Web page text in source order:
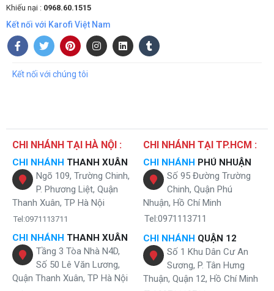
Karofi HCV200RO sở hữu công tắc bật theo từng chế độ nước
Cây nước nóng lạnh Karofi HCV200RO đã trang bị công tắc chiều
nóng và lạnh riêng biệt với màu sắc tương ứng, màu xanh dành cho
chiều lạnh và màu đỏ dành cho chiều nóng, giúp bạn dễ dàng nhận
biết và sử dụng theo nhu cầu của mình, giảm thiểu tối đa điện năng
tiêu thụ.
Vỏ máy sử dụng chất liệu siêu bền
Chất liệu sử dụng làm vỏ máy lọc nước ro nóng lạnh Karofi
HCV200RO từ nhựa ABS siêu bền và rất thân thiện với môi trường có
khả năng chịu được rất nhiều áp lực như va đập, nhiệt độ cao bảo vệ
Khiếu nại : 0968.60.1515
Kết nối với Karofi Việt Nam
Kết nối với chúng tôi
CHI NHÁNH TẠI HÀ NỘI :
CHI NHÁNH THANH XUÂN
Ngõ 109, Trường Chinh,
P. Phương Liệt, Quận
Thanh Xuân, TP Hà Nội
Tel:0971113711
CHI NHÁNH THANH XUÂN
Tầng 3 Tòa Nhà N4D,
Số 50 Lê Văn Lương,
Quận Thanh Xuân, TP Hà Nội
CHI NHÁNH TẠI TP.HCM :
CHI NHÁNH PHÚ NHUẬN
Số 95 Đường Trường
Chinh, Quận Phú
Nhuận, Hồ Chí Minh
Tel:0971113711
CHI NHÁNH QUẬN 12
Số 1 Khu Dân Cư An
Sương, P. Tân Hưng
Thuận, Quận 12, Hồ Chí Minh